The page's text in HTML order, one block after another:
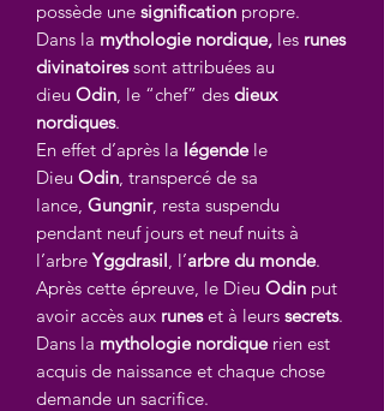
possède une signification propre.
Dans la mythologie nordique, les runes
divinatoiressont attribuées au
dieu Odin, le “chef” des dieux
nordiques.
En effet d’après la légende le
Dieu Odin, transpercé de sa
lance, Gungnir, resta suspendu
pendant neuf jours et neuf nuits à
l’arbre Yggdrasil, l’arbre du monde.
Après cette épreuve, le Dieu Odin put
avoir accès aux runeset à leurs secrets.
Dans la mythologie nordique rien est
acquis de naissance et chaque chose
demande un sacrifice.